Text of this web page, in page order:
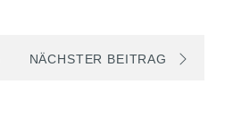
NÄCHSTER BEITRAG